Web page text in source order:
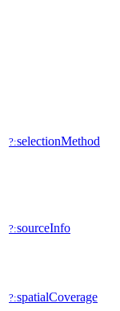
?:selectionMethod
?:sourceInfo
?:spatialCoverage